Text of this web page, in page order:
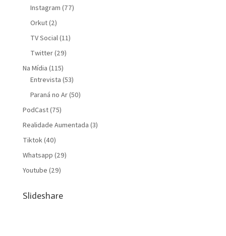
Instagram (77)
Orkut(2)
TV Social(11)
Twitter(29)
Na Mídia (115)
Entrevista (53)
Paraná no Ar(50)
PodCast(75)
Realidade Aumentada (3)
Tiktok(40)
Whatsapp (29)
Youtube (29)
Slideshare